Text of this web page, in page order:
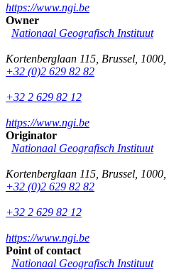
https://www.ngi.be
Owner
Nationaal Geografisch Instituut
Kortenberglaan 115 Brussel 1000
+32 (0)2 629 82 82
+32 2 629 82 12
https://www.ngi.be
Originator
Nationaal Geografisch Instituut
Kortenberglaan 115 Brussel 1000
+32 (0)2 629 82 82
+32 2 629 82 12
https://www.ngi.be
Point of contact
Nationaal Geografisch Instituut